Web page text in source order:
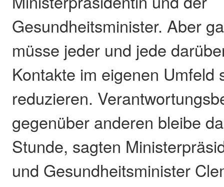
Gesundheitsminister. Aber
müsse jeder und jede
Kontakte im eigenen Umfeld
reduzieren.
gegenüber anderen bleibe
Stunde, sagten
und Gesundheitsminister